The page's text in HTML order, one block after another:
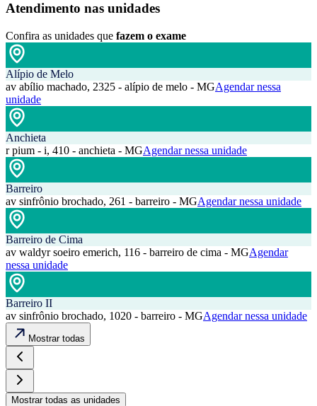
Atendimento nas unidades
Confira as unidades que fazem o exame
Alípio de Melo
av abílio machado, 2325 - alípio de melo - MGAgendar nessa
unidade
Anchieta
r pium - i, 410 - anchieta - MGAgendar nessa unidade
Barreiro
av sinfrônio brochado, 261 - barreiro - MGAgendar nessa unidade
Barreiro de Cima
av waldyr soeiro emerich, 116 - barreiro de cima - MGAgendar
nessa unidade
Barreiro II
av sinfrônio brochado, 1020 - barreiro - MGAgendar nessa unidade
Mostrar todas
Mostrar todas as unidades